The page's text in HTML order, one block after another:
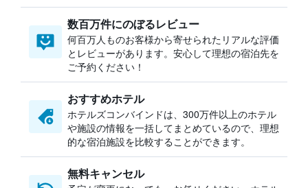
数百万件にのぼるレビュー
何百万人ものお客様から寄せられたリアルな評価
とレビューがあります。安心して理想の宿泊先を
ご予約ください！
おすすめホテル
ホテルズコンバインドは、300万件以上のホテル
や施設の情報を一括してまとめているので、理想
的な宿泊施設を比較することができます。
無料キャンセル